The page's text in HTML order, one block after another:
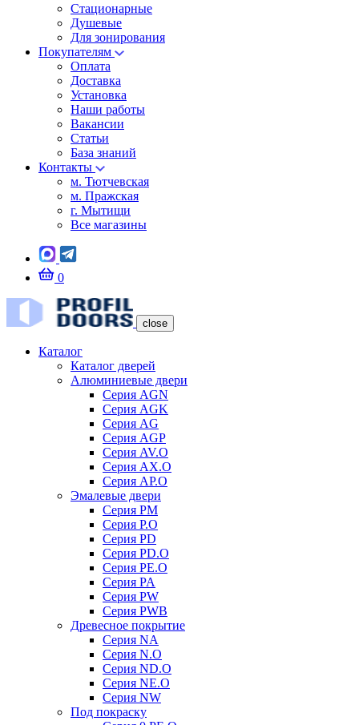
Стационарные
Душевые
Для зонирования
Покупателям
Оплата
Доставка
Установка
Наши работы
Вакансии
Статьи
База знаний
Контакты
м. Тютчевская
м. Пражская
г. Мытищи
Все магазины
0
close
Каталог
Каталог дверей
Алюминиевые двери
Серия AGN
Серия AGK
Серия AG
Серия AGP
Серия AV.O
Серия AX.O
Серия AP.O
Эмалевые двери
Серия PM
Серия P.O
Серия PD
Серия PD.O
Серия PE.O
Серия PA
Серия PW
Серия PWB
Древесное покрытие
Серия NA
Серия N.O
Серия ND.O
Серия NE.O
Серия NW
Под покраску